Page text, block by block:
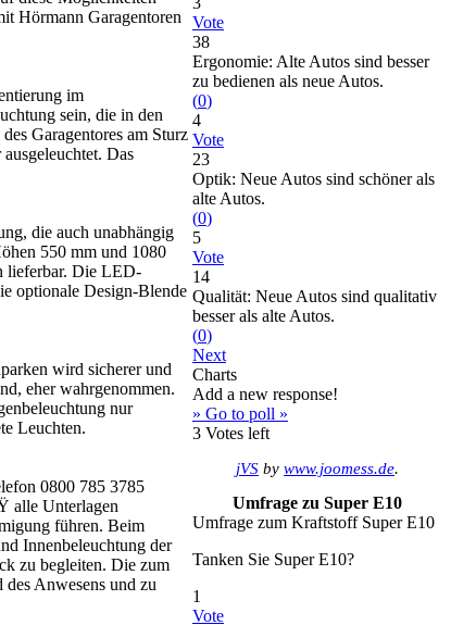
Hörmann Garagentoren
im
sein, die in den
Garagentores am Sturz
Das
die auch unabhängig
550 mm und 1080
lieferbar. Die LED-
optionale Design-Blende
wird sicherer und
eher wahrgenommen.
nur
Leuchten.
0800 785 3785
alle Unterlagen
führen. Beim
Innenbeleuchtung der
zu begleiten. Die zum
Anwesens und zu
Vote
38
Ergonomie: Alte Autos sind besser
zu bedienen als neue Autos.
(0)
4
Vote
23
Optik: Neue Autos sind schöner als
alte Autos.
(0)
5
Vote
14
Qualität: Neue Autos sind qualitativ
besser als alte Autos.
(0)
Next
Charts
Add a new response!
» Go to poll »
3 Votes left
jVS by www.joomess.de.
Umfrage zu Super E10
Umfrage zum Kraftstoff Super E10
Tanken Sie Super E10?
1
Vote